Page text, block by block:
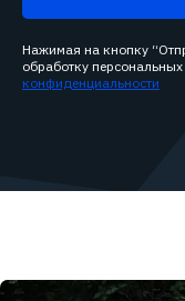
Нажимая на кнопку
обработку
конфиденциальности